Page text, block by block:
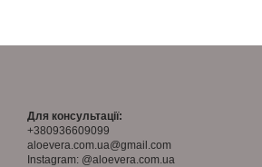
Для консультації:
+380936609099
aloevera.com.ua@gmail.com
Instagram: @aloevera.com.ua